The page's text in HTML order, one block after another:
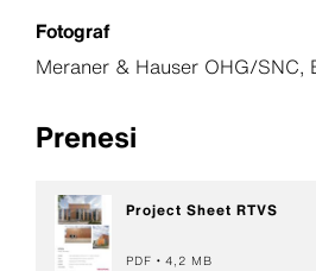
Fotograf
Meraner & Hauser OHG/SNC,
Prenesi
Project Sheet RTVS
PDF 4,2 MB